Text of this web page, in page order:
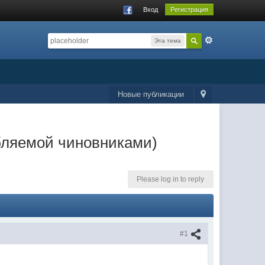
Вход Регистрация
Эта тема
Новые публикации
чиновниками)
Please log in to reply
#1